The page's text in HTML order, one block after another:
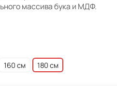
массива бука и МДФ.
160 см 180 см